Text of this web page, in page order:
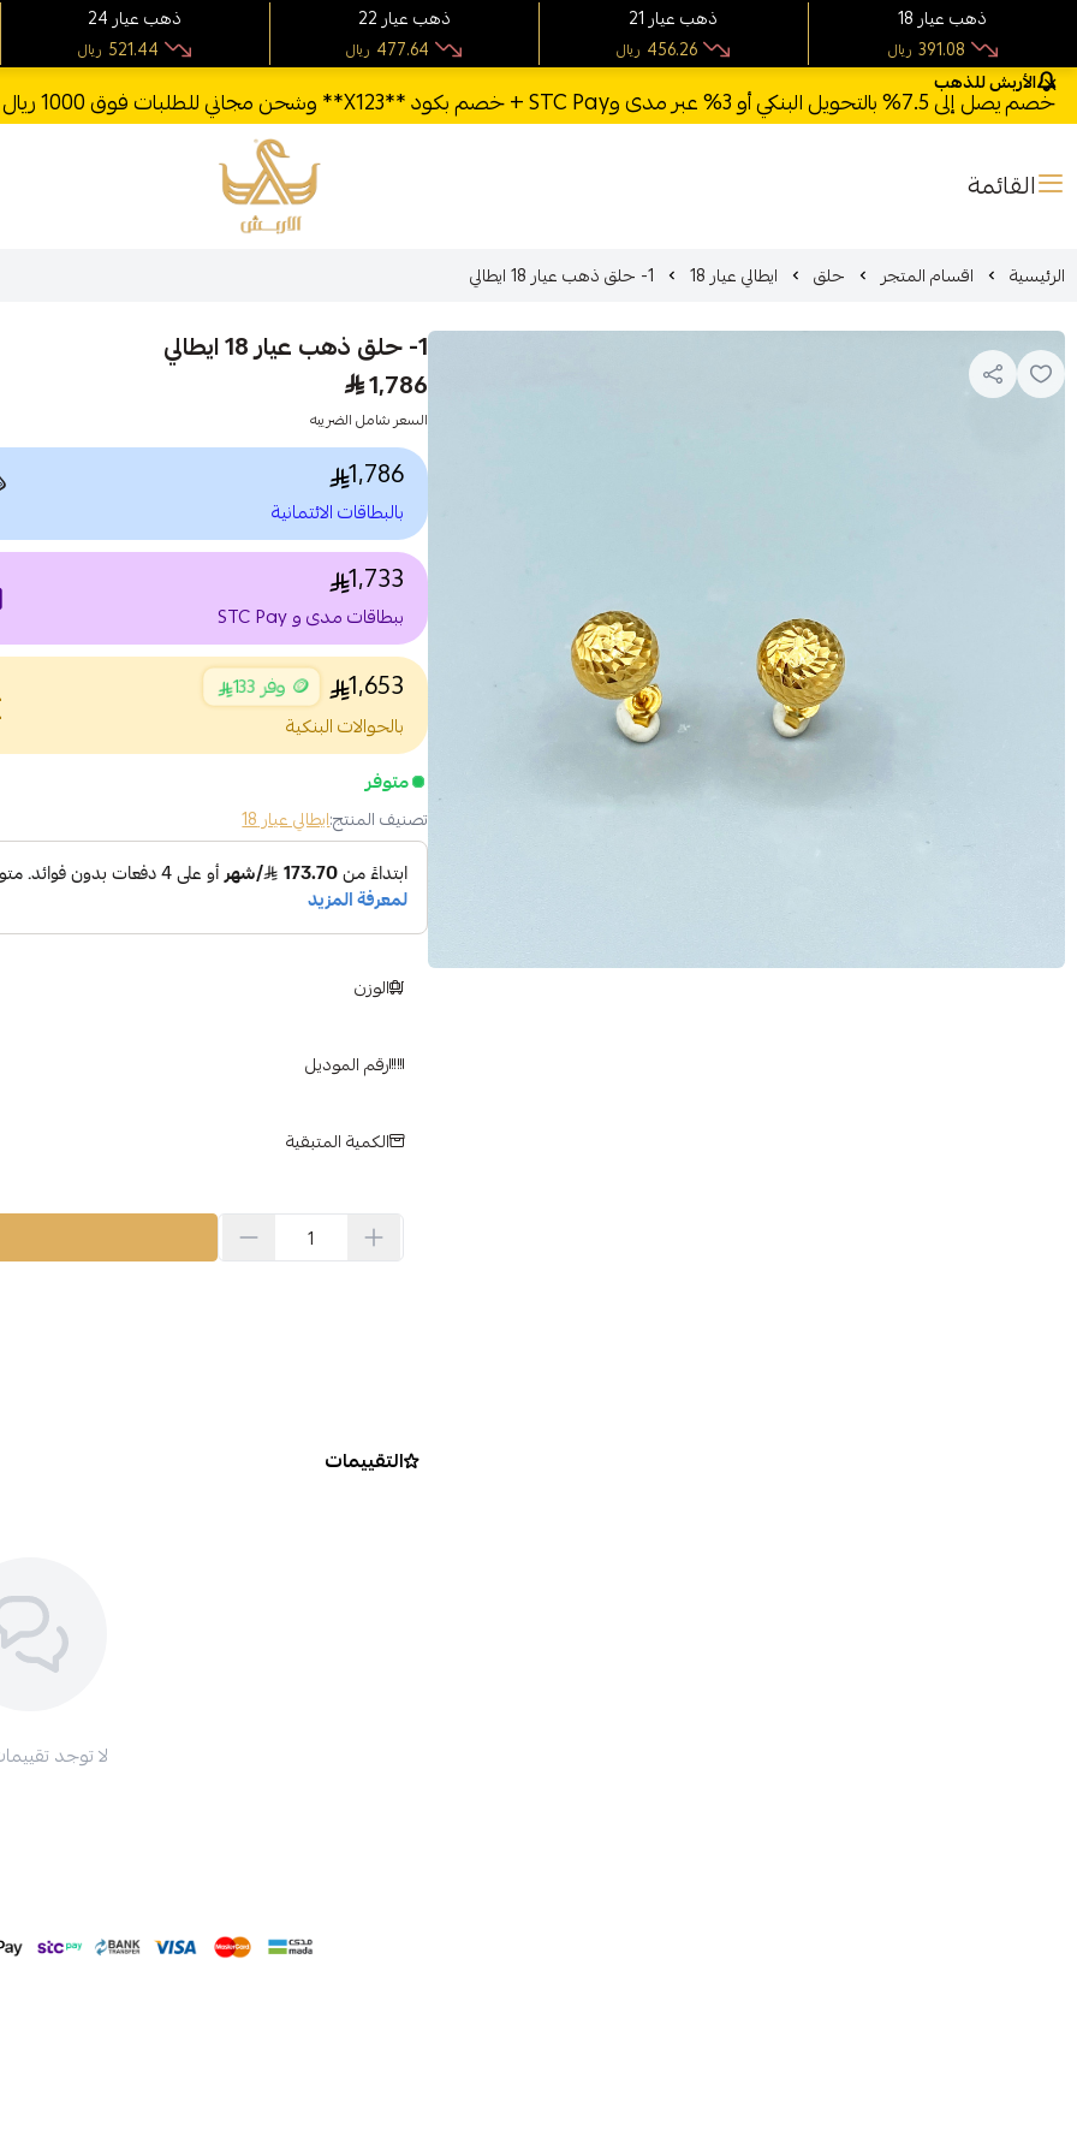
الأربش للذهب
خصم يصل إلى 7.5% بالتحويل البنكي أو 3% عبر مدى وSTC Pay + خصم بكود **X123** وشحن مجاني للطلبات فوق 1000 ريال
القائمة الأربش للذهب
الرئيسية اقسام المتجر حلق ايطالي عيار 18 1- حلق ذهب عيار 18 ايطالي
1- حلق ذهب عيار 18 ايطالي
1,786
السعر شامل الضريبه
1,786
بالبطاقات الائتمانية
1,733
ببطاقات مدى و STC Pay
1,653 🪙 وفر 133
بالحوالات البنكية
متوفر
تصنيف المنتج:ايطالي عيار 18
الوزن
رقم الموديل
الكمية المتبقية
التقييمات
لا توجد
24 ذهب عيار
ريال 521.44
22 ذهب عيار
ريال 477.64
21 ذهب عيار
ريال 456.26
18 ذهب عيار
ريال 391.08